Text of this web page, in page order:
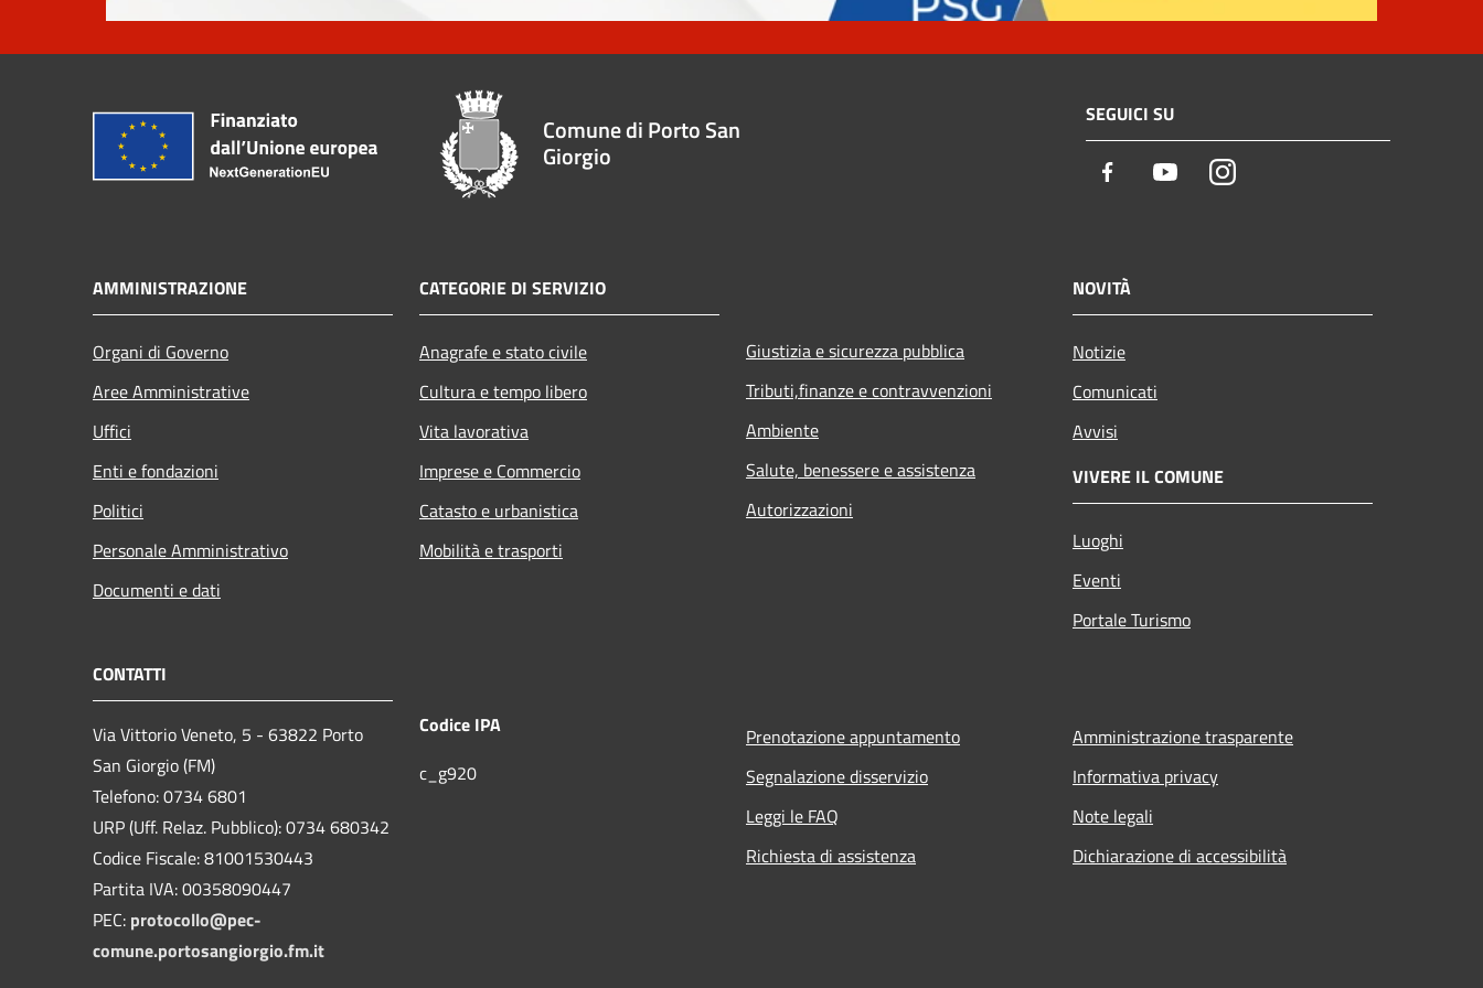
Comune di Porto San
Giorgio
SEGUICI SU
Facebook YoutubeInstagram
AMMINISTRAZIONE
Organi di Governo
Aree Amministrative
Uffici
Enti e fondazioni
Politici
Personale Amministrativo
Documenti e dati
CATEGORIE DI SERVIZIO
Anagrafe e stato civile
Cultura e tempo libero
Vita lavorativa
Imprese e Commercio
Catasto e urbanistica
Mobilità e trasporti
Giustizia e sicurezza pubblica
Tributi,finanze e contravvenzioni
Ambiente
Salute, benessere e assistenza
Autorizzazioni
NOVITÀ
Notizie
Comunicati
Avvisi
VIVERE IL COMUNE
Luoghi
Eventi
Portale Turismo
CONTATTI
Via Vittorio Veneto, 5 - 63822 Porto
San Giorgio (FM)
Telefono: 0734 6801
URP (Uff. Relaz. Pubblico): 0734 680342
Codice Fiscale: 81001530443
Partita IVA: 00358090447
PEC: protocollo@pec-
comune.portosangiorgio.fm.it
Codice IPA
c_g920
Prenotazione appuntamento
Segnalazione disservizio
Leggi le FAQ
Richiesta di assistenza
Amministrazione trasparente
Informativa privacy
Note legali
Dichiarazione di accessibilità